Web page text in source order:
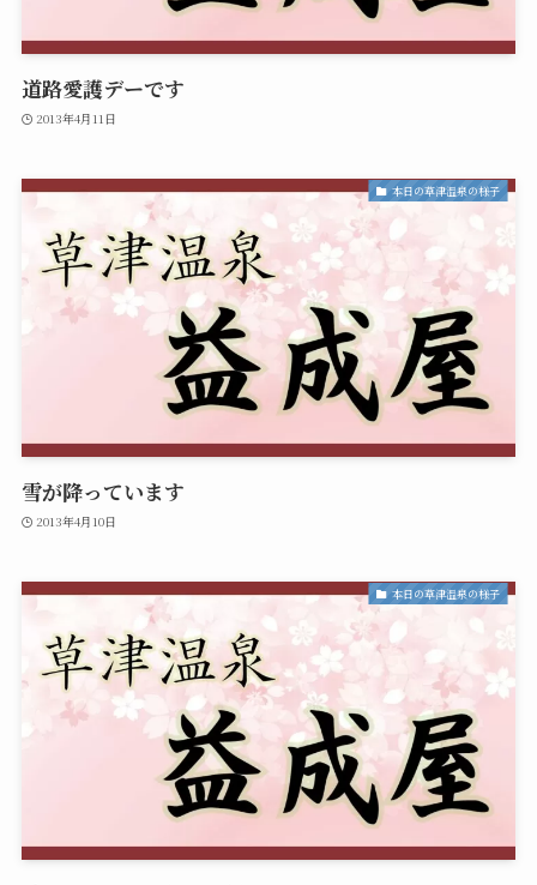
道路愛護デーです
2013年4月11日
本日の草津温泉の様子
雪が降っています
2013年4月10日
本日の草津温泉の様子